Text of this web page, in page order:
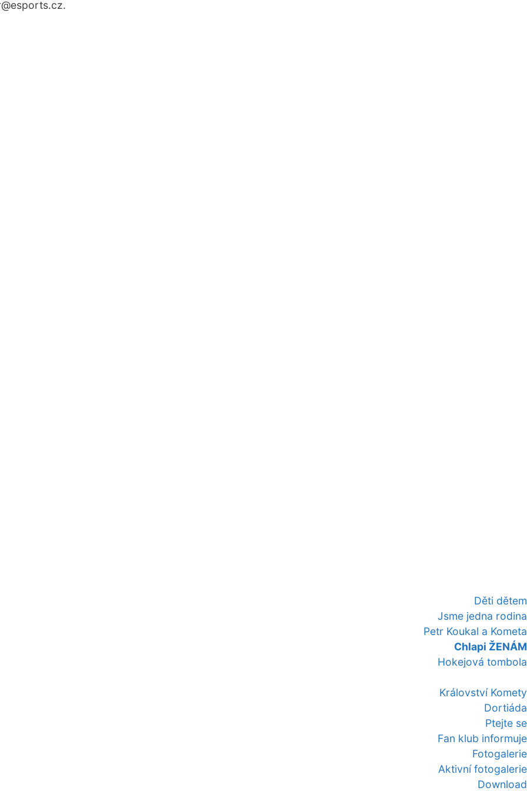
Děti dětem
Jsme jedna rodina
Petr Koukal a Kometa
Chlapi ŽENÁM
Hokejová tombola
Království Komety
Dortiáda
Ptejte se
Fan klub informuje
Fotogalerie
Aktivní fotogalerie
Download
@esports.cz.